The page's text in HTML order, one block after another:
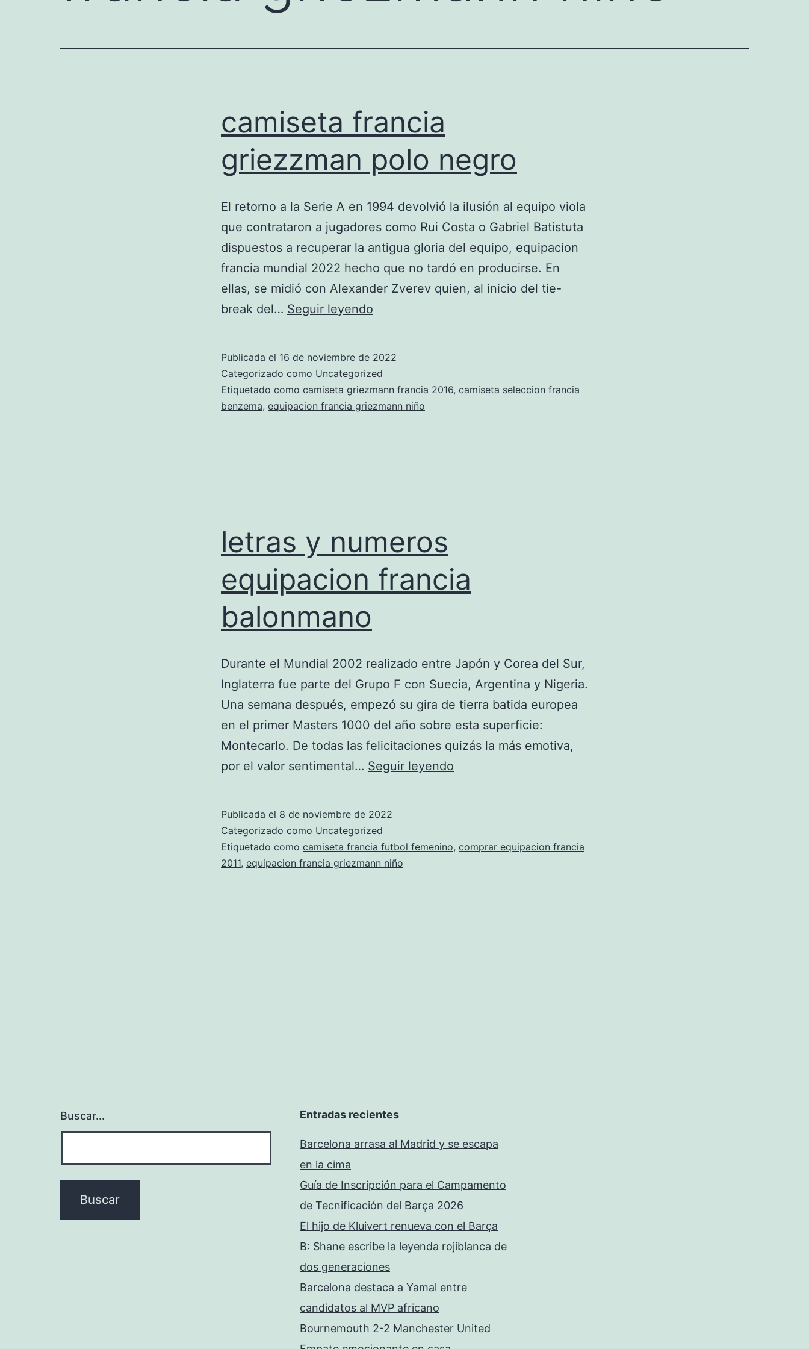
camiseta francia
griezzman polo negro
El retorno a la Serie A en 1994 devolvió la ilusión al equipo viola
que contrataron a jugadores como Rui Costa o Gabriel Batistuta
dispuestos a recuperar la antigua gloria del equipo, equipacion
francia mundial 2022 hecho que no tardó en producirse. En
ellas, se midió con Alexander Zverev quien, al inicio del tie-
break del… Seguir leyendo
polo
negro
Publicada el 16 de noviembre de 2022
Categorizado como Uncategorized
Etiquetado como camiseta griezmann francia 2016, camiseta seleccion francia
benzema, equipacion francia griezmann niño
letras y numeros
equipacion francia
balonmano
Durante el Mundial 2002 realizado entre Japón y Corea del Sur,
Inglaterra fue parte del Grupo F con Suecia, Argentina y Nigeria.
Una semana después, empezó su gira de tierra batida europea
en el primer Masters 1000 del año sobre esta superficie:
Montecarlo. De todas las felicitaciones quizás la más emotiva,
por el valor sentimental… Seguir leyendo
francia
Publicada el 8 de noviembre de 2022
Categorizado como Uncategorized
Etiquetado como camiseta francia futbol femenino, comprar equipacion francia
2011, equipacion francia griezmann niño
Buscar... Entradas recientes
Barcelona arrasa al Madrid y se escapa
en la cima
Guía de Inscripción para el Campamento
de Tecnificación del Barça 2026
El hijo de Kluivert renueva con el Barça
B: Shane escribe la leyenda rojiblanca de
dos generaciones
Barcelona destaca a Yamal entre
candidatos al MVP africano
Bournemouth 2-2 Manchester United